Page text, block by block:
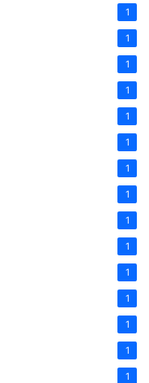
1
1
1
1
1
1
1
1
1
1
1
1
1
1
1